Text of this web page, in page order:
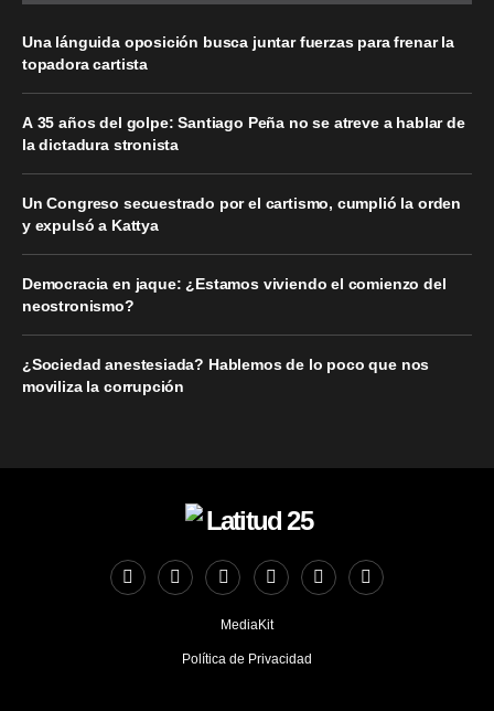
Una lánguida oposición busca juntar fuerzas para frenar la
topadora cartista
A 35 años del golpe: Santiago Peña no se atreve a hablar de
la dictadura stronista
Un Congreso secuestrado por el cartismo, cumplió la orden
y expulsó a Kattya
Democracia en jaque: ¿Estamos viviendo el comienzo del
neostronismo?
¿Sociedad anestesiada? Hablemos de lo poco que nos
moviliza la corrupción
MediaKit
Política de Privacidad